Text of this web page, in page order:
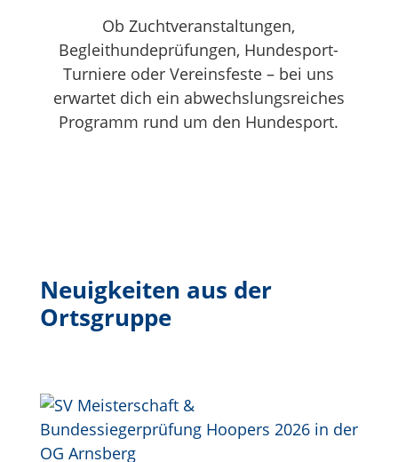
Ob Zuchtveranstaltungen,
Begleithundeprüfungen, Hundesport-
Turniere oder Vereinsfeste – bei uns
erwartet dich ein abwechslungsreiches
Programm rund um den Hundesport.
Neuigkeiten aus der
Ortsgruppe